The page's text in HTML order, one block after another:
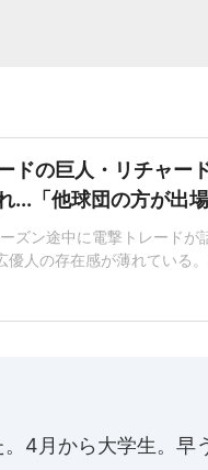
ドの巨人・リチャー
...「他球団の方が出
ズン途中に電撃トレードが
優人の存在感が薄れている
はソフトバンク在籍時にウ
評価され、秋広優人、大江
4月から大学生。早